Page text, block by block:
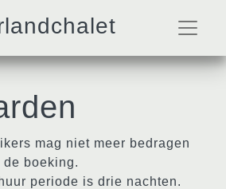
mag niet meer bedragen
boeking.
periode is drie nachten.